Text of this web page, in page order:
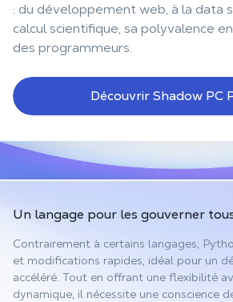
: du développement web, à la data
calcul scientifique, sa polyvalence
des programmeurs.
Découvrir Shadow PC
Un langage pour les gouverner
Contrairement à certains langages,
et modifications rapides, idéal pour un
accéléré. Tout en offrant une flexibilité
dynamique, il nécessite une conscience